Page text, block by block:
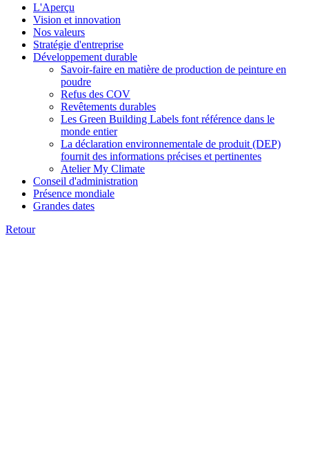
L'Aperçu
Vision et innovation
Nos valeurs
Stratégie d'entreprise
Développement durable
Savoir-faire en matière de production de peinture en
poudre
Refus des COV
Revêtements durables
Les Green Building Labels font référence dans le
monde entier
La déclaration environnementale de produit (DEP)
fournit des informations précises et pertinentes
Atelier My Climate
Conseil d'administration
Présence mondiale
Grandes dates
Retour